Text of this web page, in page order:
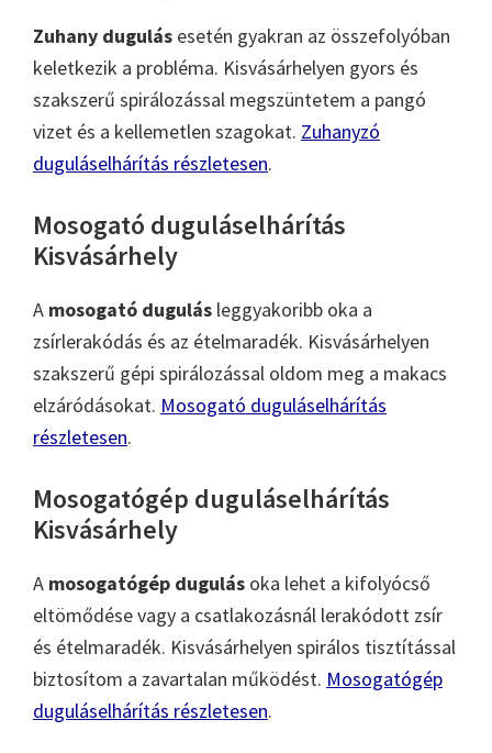
Zuhany dugulás esetén gyakran az összefolyóban
keletkezik a probléma. Kisvásárhelyen gyors és
szakszerű spirálozással megszüntetem a pangó
vizet és a kellemetlen szagokat. Zuhanyzó
duguláselhárítás részletesen.
Mosogató duguláselhárítás
Kisvásárhely
A mosogató dugulás leggyakoribb oka a
zsírlerakódás és az ételmaradék. Kisvásárhelyen
szakszerű gépi spirálozással oldom meg a makacs
elzáródásokat. Mosogató duguláselhárítás
részletesen.
Mosogatógép duguláselhárítás
Kisvásárhely
A mosogatógép dugulás oka lehet a kifolyócső
eltömődése vagy a csatlakozásnál lerakódott zsír
és ételmaradék. Kisvásárhelyen spirálos tisztítással
biztosítom a zavartalan működést. Mosogatógép
duguláselhárítás részletesen.